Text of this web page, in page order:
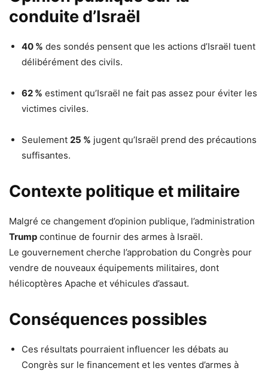
conduite d’Israël
40 % des sondés pensent que les actions d’Israël tuent
délibérément des civils.
62 % estiment qu’Israël ne fait pas assez pour éviter les
victimes civiles.
Seulement 25 % jugent qu’Israël prend des précautions
suffisantes.
Contexte politique et militaire
Malgré ce changement d’opinion publique, l’administration
Trump continue de fournir des armes à Israël.
Le gouvernement cherche l’approbation du Congrès pour
vendre de nouveaux équipements militaires, dont
hélicoptères Apache et véhicules d’assaut.
Conséquences possibles
Ces résultats pourraient influencer les débats au
Congrès sur le financement et les ventes d’armes à